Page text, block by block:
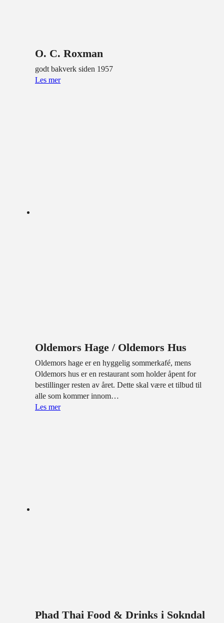
O. C. Roxman
godt bakverk siden 1957
Les mer
Oldemors Hage / Oldemors Hus
Oldemors hage er en hyggelig sommerkafé, mens
Oldemors hus er en restaurant som holder åpent for
bestillinger resten av året. Dette skal være et tilbud til
alle som kommer innom…
Les mer
Phad Thai Food & Drinks i Sokndal